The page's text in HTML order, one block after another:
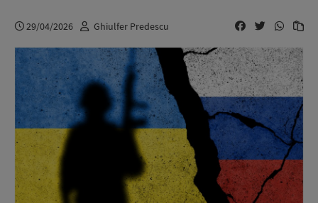
29/04/2026 Ghiulfer Predescu